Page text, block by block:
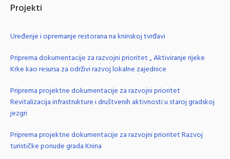
Projekti
Uređenje i opremanje restorana na kninskoj tvrđavi
Priprema dokumentacije za razvojni prioritet „ Aktiviranje rijeke
Krke kao resursa za održivi razvoj lokalne zajednice
Priprema projektne dokumentacije za razvojni prioritet
Revitalizacija infrastrukture i društvenih aktivnosti u staroj gradskoj
jezgri
Priprema projektne dokumentacije za razvojni prioritet Razvoj
turističke ponude grada Knina